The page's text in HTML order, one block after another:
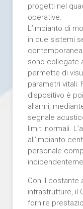
progetti nel
operative.
L’impianto di
in due sistemi
sono collegate
permette di
parametri vitali.
dispositivo è
allarmi,
segnale
limiti normali.
all’impianto
personale
Con il costante
infrastrutture, il
fornire